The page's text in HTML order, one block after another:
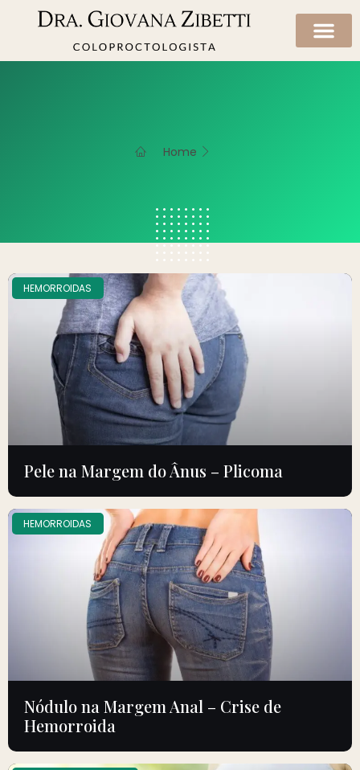
Home
HEMORROIDAS
Pele na Margem do Ânus – Plicoma
HEMORROIDAS
Nódulo na Margem Anal – Crise de
Hemorroida